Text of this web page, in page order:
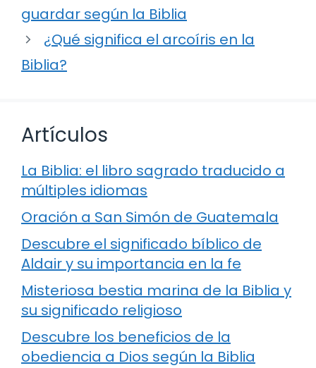
guardar según la Biblia
¿Qué significa el arcoíris en la
Biblia?
Artículos
La Biblia: el libro sagrado traducido a
múltiples idiomas
Oración a San Simón de Guatemala
Descubre el significado bíblico de
Aldair y su importancia en la fe
Misteriosa bestia marina de la Biblia y
su significado religioso
Descubre los beneficios de la
obediencia a Dios según la Biblia